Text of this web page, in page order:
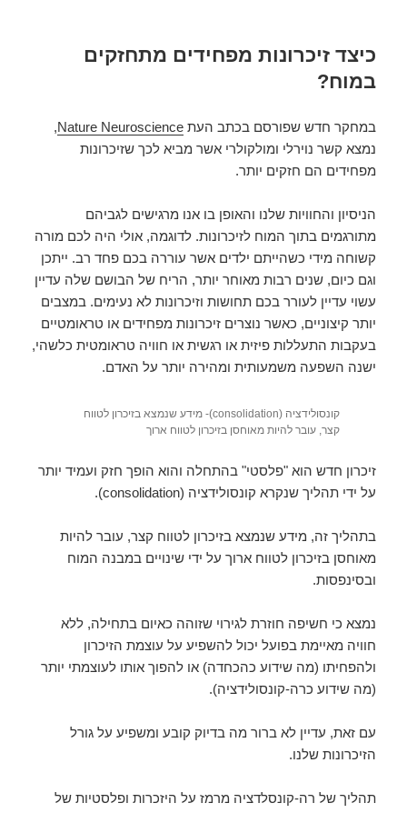
כיצד זיכרונות מפחידים מתחזקים
במוח?
במחקר חדש שפורסם בכתב העתNature Neuroscience
,
נמצא קשר נוירלי ומולקולרי אשר מביא לכך שזיכרונות
מפחידים הם חזקים יותר.
הניסיון והחוויות שלנו והאופן בו אנו מרגישים לגביהם
מתורגמים בתוך המוח לזיכרונות. לדוגמה, אולי היה לכם מורה
קשוחה מידי כשהייתם ילדים אשר עוררה בכם פחד רב. ייתכן
וגם כיום, שנים רבות מאוחר יותר, הריח של הבושם שלה עדיין
עשוי עדיין לעורר בכם תחושות וזיכרונות לא נעימים. במצבים
יותר קיצוניים, כאשר נוצרים זיכרונות מפחידים או טראומטיים
בעקבות התעללות פיזית או רגשית או חוויה טראומטית כלשהי,
ישנה השפעה משמעותית ומהירה יותר על האדם.
קונסולידציה (consolidation)- מידע שנמצא בזיכרון לטווח
קצר, עובר להיות מאוחסן בזיכרון לטווח ארוך
זיכרון חדש הוא "פלסטי" בהתחלה והוא הופך חזק ועמיד יותר
על ידי תהליך שנקרא קונסולידציה (consolidation
).
בתהליך זה, מידע שנמצא בזיכרון לטווח קצר, עובר להיות
מאוחסן בזיכרון לטווח ארוך על ידי שינויים במבנה המוח
ובסינפסות.
נמצא כי חשיפה חוזרת לגירוי שזוהה כאיום בתחילה, ללא
חוויה מאיימת בפועל יכול להשפיע על עוצמת הזיכרון
ולהפחיתו (מה שידוע כהכחדה) או להפוך אותו לעוצמתי יותר
(מה שידוע כרה-קונסולידציה).
עם זאת, עדיין לא ברור מה בדיוק קובע ומשפיע על גורל
הזיכרונות שלנו.
תהליך של רה-קונסלדציה מרמז על היזכרות ופלסטיות של